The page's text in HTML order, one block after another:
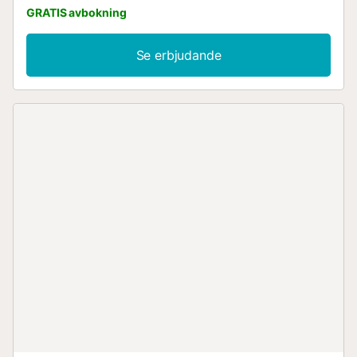
GRATIS avbokning
Se erbjudande